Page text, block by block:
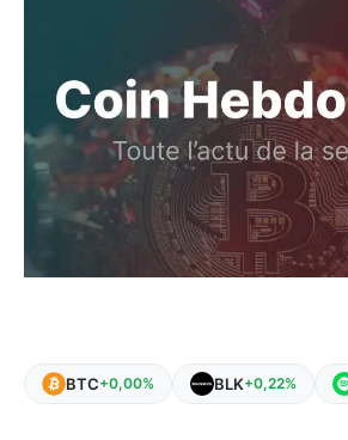
BTC+0,00% BLK+0,22%